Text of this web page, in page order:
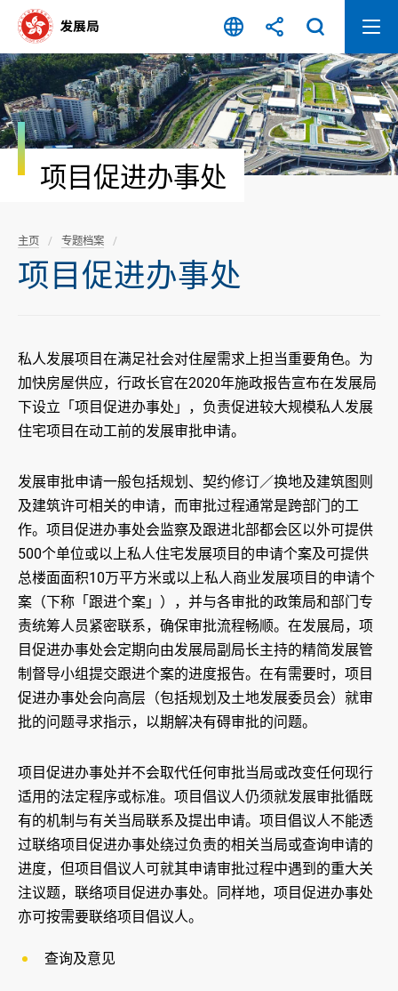
容
开
始
项目促进办事处
主页 专题档案
项目促进办事处
私人发展项目在满足社会对住屋需求上担当重要角色。为
加快房屋供应，行政长官在2020年施政报告宣布在发展局
下设立「项目促进办事处」，负责促进较大规模私人发展
住宅项目在动工前的发展审批申请。
发展审批申请一般包括规划、契约修订／换地及建筑图则
及建筑许可相关的申请，而审批过程通常是跨部门的工
作。项目促进办事处会监察及跟进北部都会区以外可提供
500个单位或以上私人住宅发展项目的申请个案及可提供
总楼面面积10万平方米或以上私人商业发展项目的申请个
案（下称「跟进个案」），并与各审批的政策局和部门专
责统筹人员紧密联系，确保审批流程畅顺。在发展局，项
目促进办事处会定期向由发展局副局长主持的精简发展管
制督导小组提交跟进个案的进度报告。在有需要时，项目
促进办事处会向高层（包括规划及土地发展委员会）就审
批的问题寻求指示，以期解决有碍审批的问题。
项目促进办事处并不会取代任何审批当局或改变任何现行
适用的法定程序或标准。项目倡议人仍须就发展审批循既
有的机制与有关当局联系及提出申请。项目倡议人不能透
过联络项目促进办事处绕过负责的相关当局或查询申请的
进度，但项目倡议人可就其申请审批过程中遇到的重大关
注议题，联络项目促进办事处。同样地，项目促进办事处
亦可按需要联络项目倡议人。
查询及意见